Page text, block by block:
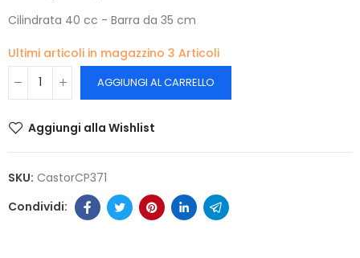
Cilindrata 40 cc - Barra da 35 cm
Ultimi articoli in magazzino 3 Articoli
AGGIUNGI AL CARRELLO
Aggiungi alla Wishlist
SKU: CastorCP371